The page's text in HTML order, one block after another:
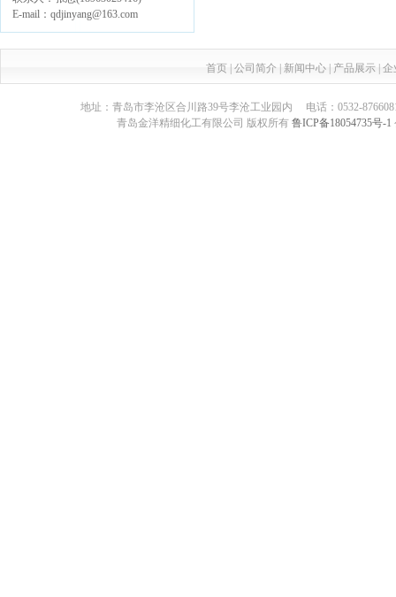
E-mail：qdjinyang@163.com
首页 公司简介 新闻中心 产品展示 企
地址：青岛市李沧区合川路39号李沧工业园内 电话：0532-
青岛金洋精细化工有限公司 版权所有 鲁ICP备18054735号-1